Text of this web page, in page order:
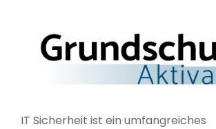
IT Sicherheit ist ein umfangreiches